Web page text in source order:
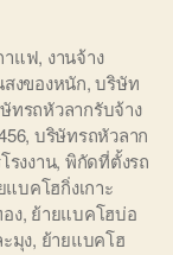
าแฟ, งานจ้าง
งของหนัก,บริษัท
ทรถหัวลากรับจ้าง
, บริษัทรถหัวลาก
รงงาน, พิกัดที่ตั้งรถ
แบคโฮกิ่งเกาะ
ง, ย้ายแบคโฮบ่อ
มุง, ย้ายแบคโฮ